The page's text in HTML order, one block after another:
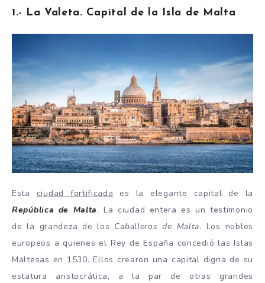
1.- La Valeta. Capital de la Isla de Malta
Esta ciudad fortificada es la elegante capital de la
República de Malta. La ciudad entera es un testimonio
de la grandeza de los Caballeros de Malta. Los nobles
europeos a quienes el Rey de España concedió las Islas
Maltesas en 1530. Ellos crearon una capital digna de su
estatura aristocrática, a la par de otras grandes